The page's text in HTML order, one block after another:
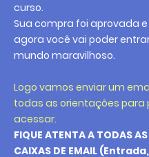
curso.
Sua compra foi aprovada
agora você vai poder
mundo maravilhoso.
Logo vamos enviar um
todas as orientações para
acessar.
FIQUE ATENTA A TODAS
CAIXAS DE EMAIL